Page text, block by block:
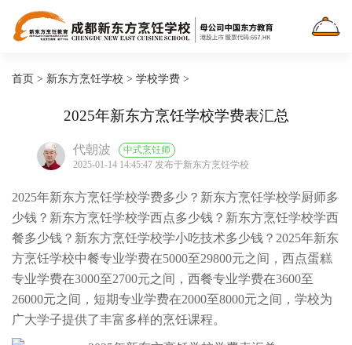
首页 > 新东方烹饪学校 > 学校学费 >
2025年新东方烹饪学校学费表汇总
代朝波
中式烹饪师
2025-01-14 14:45:47 发布于新东方烹饪学校
2025年新东方烹饪学校学费多少？新东方烹饪学校学厨师多
少钱？新东方烹饪学校学西点多少钱？新东方烹饪学校学西
餐多少钱？新东方烹饪学校学小吃技术多少钱？2025年新东
方烹饪学校中餐专业学费在5000至29800元之间，西点蛋糕
专业学费在3000至2700元之间，西餐专业学费在3600至
26000元之间，短期专业学费在2000至8000元之间，学校为
广大学子提供了丰富多样的烹饪课程。